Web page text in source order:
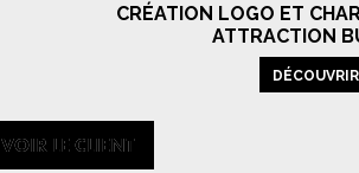
CRÉATION LOGO ET
ATTRACTION
DÉCOUVRIR
VOIR LE CLIENT
VOIR LE CLIENT